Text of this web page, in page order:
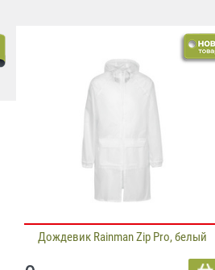
Дождевик Rainman Zip Pro, белый